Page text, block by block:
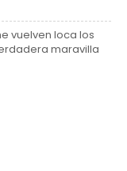
vuelven loca los
maravilla